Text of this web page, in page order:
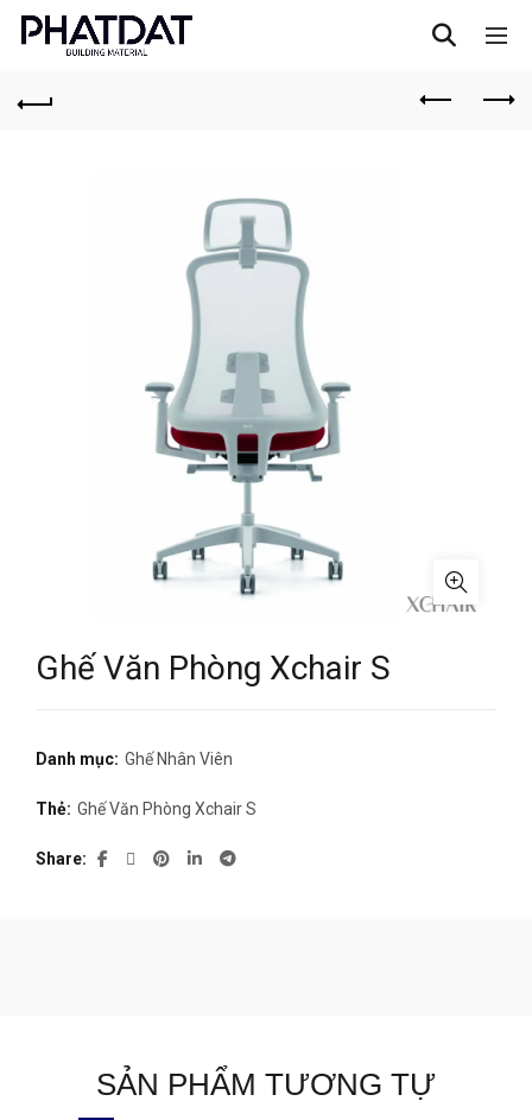
Ghế Văn Phòng Xchair S
Danh mục: Ghế Nhân Viên
Thẻ: Ghế Văn Phòng Xchair S
Share
SẢN PHẨM TƯƠNG TỰ